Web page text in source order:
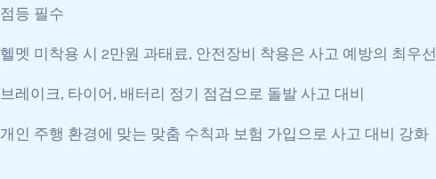
점등 필수
헬멧 미착용 시 2만원 과태료, 안전장비 착용은 사고 예방의 최우선
브레이크, 타이어, 배터리 정기 점검으로 돌발 사고 대비
개인 주행 환경에 맞는 맞춤 수칙과 보험 가입으로 사고 대비 강화